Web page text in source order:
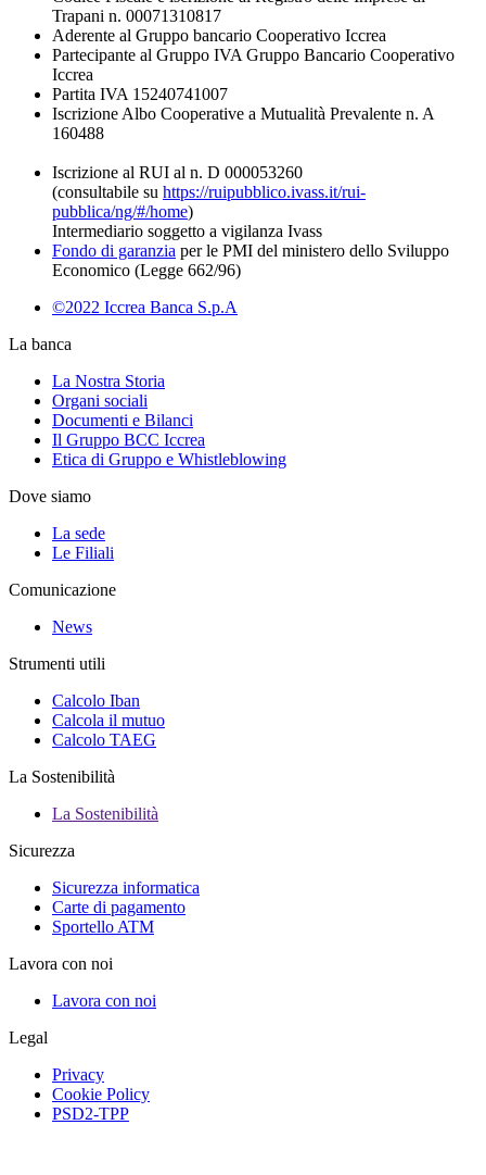
Trapani n. 00071310817
Aderente al Gruppo bancario Cooperativo Iccrea
Partecipante al Gruppo IVA Gruppo Bancario Cooperativo
Iccrea
Partita IVA 15240741007
Iscrizione Albo Cooperative a Mutualità Prevalente n. A
160488
Iscrizione al RUI al n. D 000053260
(consultabile su https://ruipubblico.ivass.it/rui-
pubblica/ng/#/home)
Intermediario soggetto a vigilanza Ivass
Fondo di garanzia per le PMI del ministero dello Sviluppo
Economico (Legge 662/96)
©2022 Iccrea Banca S.p.A
La banca
La Nostra Storia
Organi sociali
Documenti e Bilanci
Il Gruppo BCC Iccrea
Etica di Gruppo e Whistleblowing
Dove siamo
La sede
Le Filiali
Comunicazione
News
Strumenti utili
Calcolo Iban
Calcola il mutuo
Calcolo TAEG
La Sostenibilità
La Sostenibilità
Sicurezza
Sicurezza informatica
Carte di pagamento
Sportello ATM
Lavora con noi
Lavora con noi
Legal
Privacy
Cookie Policy
PSD2-TPP